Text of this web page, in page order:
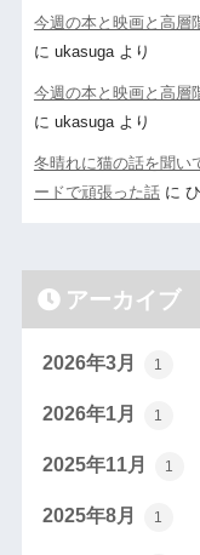
今週の本と映画と高層
に ukasugaより
今週の本と映画と高層
に ukasugaより
冬晴れに猫の話を聞い
ードで頑張った話に
アーカイブ
2026年3月 1
2026年1月 1
2025年11月 1
2025年8月 1